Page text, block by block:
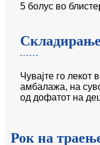
5 болус во
Складирање
Чувајте го лекот
амбалажа, на
од дофатот на
Рок на